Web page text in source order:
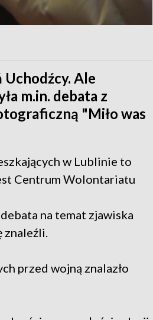
Ale
m.in. debata z
"Miło was
w Lublinie to
Centrum Wolontariatu
na temat zjawiska
przed wojną znalazło